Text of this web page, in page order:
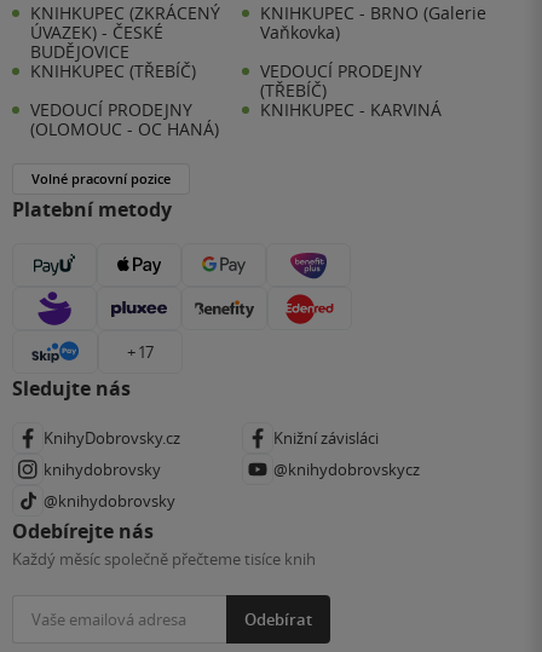
KNIHKUPEC (ZKRÁCENÝ
ÚVAZEK) - ČESKÉ
BUDĚJOVICE
KNIHKUPEC - BRNO (Galerie
Vaňkovka)
KNIHKUPEC (TŘEBÍČ)
VEDOUCÍ PRODEJNY
(TŘEBÍČ)
VEDOUCÍ PRODEJNY
(OLOMOUC - OC HANÁ)
KNIHKUPEC - KARVINÁ
Volné pracovní pozice
Platební metody
+ 17
Sledujte nás
KnihyDobrovsky.cz
Knižní závisláci
knihydobrovsky
@knihydobrovskycz
@knihydobrovsky
Odebírejte nás
Každý měsíc společně přečteme tisíce knih
Odebírat